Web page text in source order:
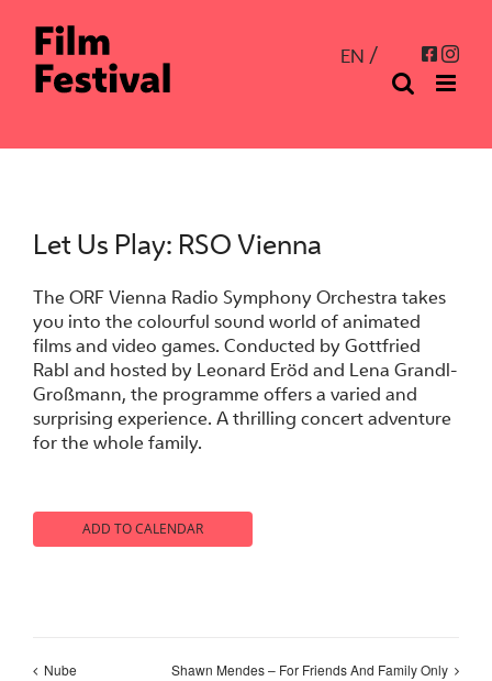
content
EN
Let Us Play: RSO Vienna
The ORF Vienna Radio Symphony Orchestra takes
you into the colourful sound world of animated
films and video games. Conducted by Gottfried
Rabl and hosted by Leonard Eröd and Lena Grandl-
Großmann, the programme offers a varied and
surprising experience. A thrilling concert adventure
for the whole family.
ADD TO CALENDAR
Nube Shawn Mendes – For Friends And Family Only